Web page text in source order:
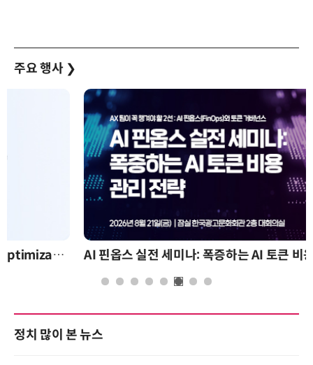
주요 행사 ❯
AI 핀옵스 실전 세미나: 폭증하는 AI 토큰 비용 관리 전략
정치 많이 본 뉴스